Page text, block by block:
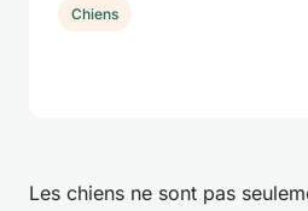
Les chiens ne sont pas
Chiens